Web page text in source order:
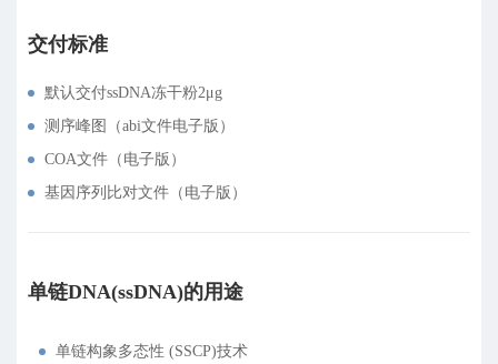
交付标准
默认交付ssDNA冻干粉2μg
测序峰图（abi文件电子版）
COA文件（电子版）
基因序列比对文件（电子版）
单链DNA(ssDNA)的用途
单链构象多态性 (SSCP)技术